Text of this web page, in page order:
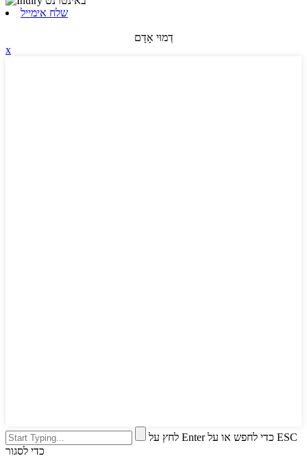
שלח אימייל
דְמוּי אָדָם
x
לחץ על Enter כדי לחפש או על ESC
כדי לסגור